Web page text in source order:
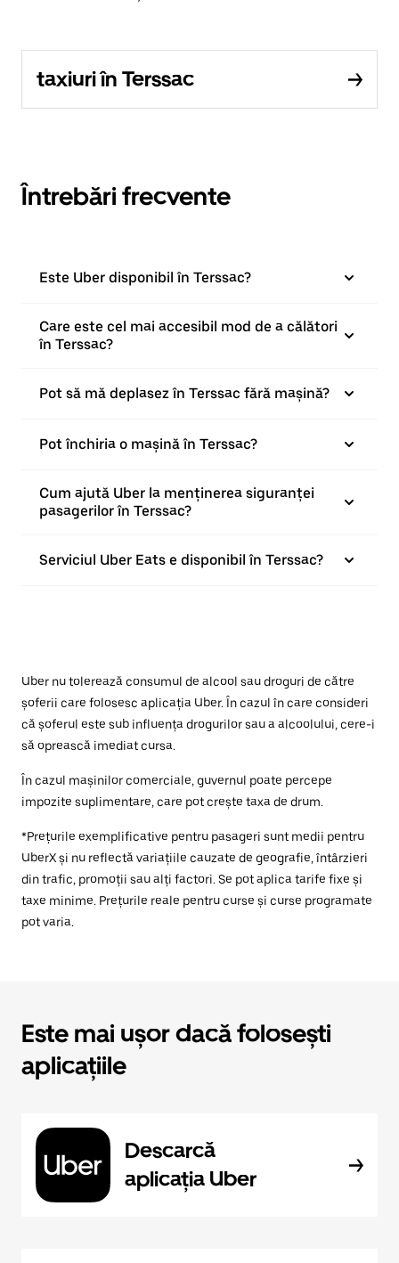
taxiuri în Terssac
Întrebări frecvente
Este Uber disponibil în Terssac?
Care este cel mai accesibil mod de a călători
în Terssac?
Pot să mă deplasez în Terssac fără mașină?
Pot închiria o mașină în Terssac?
Cum ajută Uber la menținerea siguranței
pasagerilor în Terssac?
Serviciul Uber Eats e disponibil în Terssac?
Uber nu tolerează consumul de alcool sau droguri de către
șoferii care folosesc aplicația Uber. În cazul în care consideri
că șoferul este sub influența drogurilor sau a alcoolului, cere-i
să oprească imediat cursa.
În cazul mașinilor comerciale, guvernul poate percepe
impozite suplimentare, care pot crește taxa de drum.
*Prețurile exemplificative pentru pasageri sunt medii pentru
UberX și nu reflectă variațiile cauzate de geografie, întârzieri
din trafic, promoții sau alți factori. Se pot aplica tarife fixe și
taxe minime. Prețurile reale pentru curse și curse programate
pot varia.
Este mai ușor dacă folosești
aplicațiile
Descarcă
aplicația Uber